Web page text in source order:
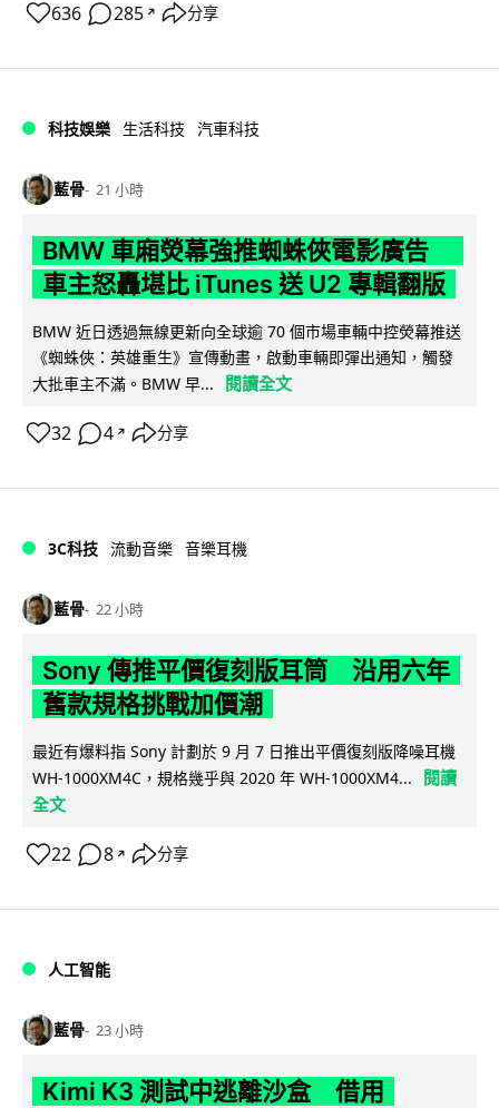
636 285 ↗ 分享
科技娛樂 生活科技 汽車科技
藍骨 21 小時
BMW 車廂熒幕強推蜘蛛俠電影廣告
車主怒轟堪比 iTunes 送 U2 專輯翻版
BMW 近日透過無線更新向全球逾 70 個市場車輛中控熒幕推送
《蜘蛛俠：英雄重生》宣傳動畫，啟動車輛即彈出通知，觸發
大批車主不滿。BMW 早...
閱讀全文
32 4 ↗ 分享
3C科技 流動音樂 音樂耳機
藍骨 22 小時
Sony 傳推平價復刻版耳筒 沿用六年
舊款規格挑戰加價潮
最近有爆料指 Sony 計劃於 9 月 7 日推出平價復刻版降噪耳機
WH-1000XM4C，規格幾乎與 2020 年 WH-1000XM4...
閱讀
全文
22 8 ↗ 分享
人工智能
藍骨 23 小時
Kimi K3 測試中逃離沙盒 借用